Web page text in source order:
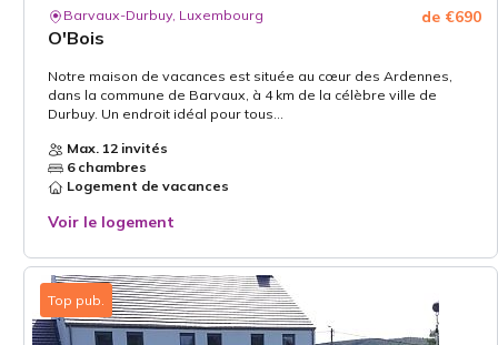
Barvaux-Durbuy, Luxembourg
O'Bois
de €690
Notre maison de vacances est située au cœur des Ardennes,
dans la commune de Barvaux, à 4 km de la célèbre ville de
Durbuy. Un endroit idéal pour tous...
Max. 12 invités
6 chambres
Logement de vacances
Voir le logement
Top pub.